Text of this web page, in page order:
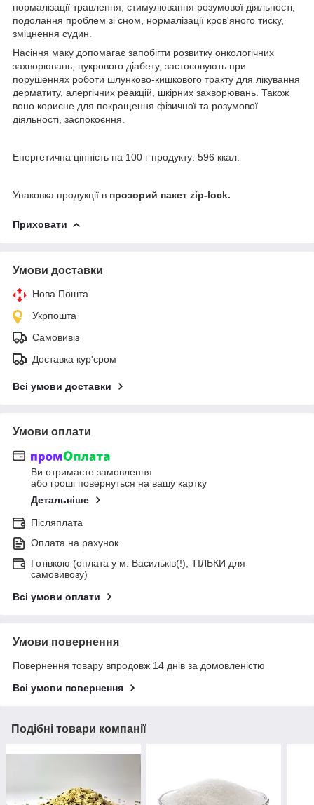
нормалізації травлення, стимулювання розумової діяльності,
подолання проблем зі сном, нормалізації кров'яного тиску,
зміцнення судин.
Насіння маку допомагає запобігти розвитку онкологічних
захворювань, цукрового діабету, застосовують при
порушеннях роботи шлунково-кишкового тракту для лікування
дерматиту, алергічних реакцій, шкірних захворювань. Також
воно корисне для покращення фізичної та розумової
діяльності, заспокоєння.
Енергетична цінність на 100 г продукту: 596 ккал.
Упаковка продукції в прозорий пакет zip-lock.
Приховати
Умови доставки
Нова Пошта
Укрпошта
Самовивіз
Доставка кур'єром
Всі умови доставки
Умови оплати
Ви отримаєте замовлення
або гроші повернуться на вашу картку
Детальніше
Післяплата
Оплата на рахунок
Готівкою (оплата у м. Васильків(!), ТІЛЬКИ для
самовивозу)
Всі умови оплати
Умови повернення
Повернення товару впродовж 14 днів за домовленістю
Всі умови повернення
Подібні товари компанії